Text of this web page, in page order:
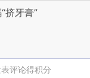
挤牙膏”
表评论得积分